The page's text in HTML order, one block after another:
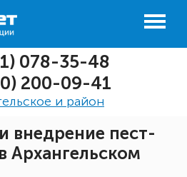
078-35-48
200-09-41
и район
внедрение пест-
Архангельском